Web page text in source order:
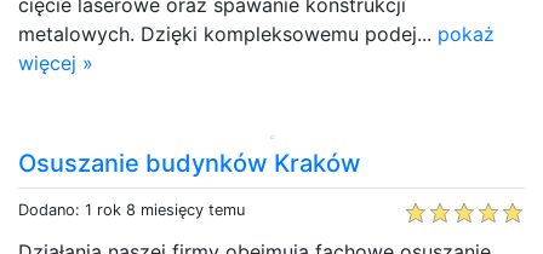
metalowych. Dzięki kompleksowemu podej... pokaż
więcej »
Osuszanie budynków Kraków
Dodano: 1 rok 8 miesięcy temu